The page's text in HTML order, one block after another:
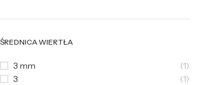
ŚREDNICA WIERTŁA
3 mm
(1)
3
(1)